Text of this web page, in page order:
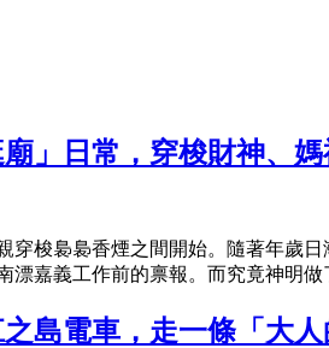
」日常，穿梭財神、媽
梭裊裊香煙之間開始。隨著年歲
嘉義工作前的禀報。而究竟神明
電車，走一條「大人